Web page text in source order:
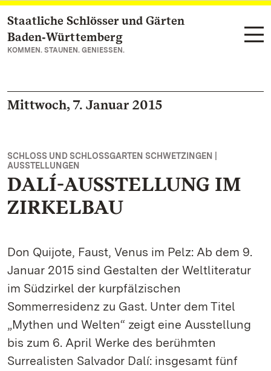
Zum Hauptinhalt springen
Staatliche Schlösser und Gärten
Baden‑Württemberg
KOMMEN. STAUNEN. GENIESSEN.
Mittwoch, 7. Januar 2015
SCHLOSS UND SCHLOSSGARTEN SCHWETZINGEN |
AUSSTELLUNGEN
DALÍ-AUSSTELLUNG IM
ZIRKELBAU
Don Quijote, Faust, Venus im Pelz: Ab dem 9.
Januar 2015 sind Gestalten der Weltliteratur
im Südzirkel der kurpfälzischen
Sommerresidenz zu Gast. Unter dem Titel
„Mythen und Welten“ zeigt eine Ausstellung
bis zum 6. April Werke des berühmten
Surrealisten Salvador Dalí: insgesamt fünf